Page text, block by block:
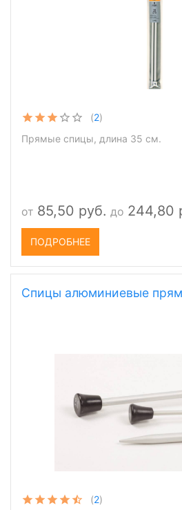
(2)
Прямые спицы, длина 35 см.
от 85,50 руб. до 244,80
ПОДРОБНЕЕ
Спицы алюминиевые
(2)